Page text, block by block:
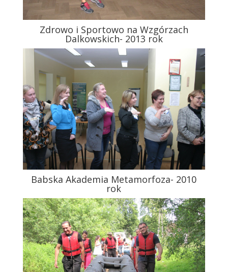
Zdrowo i Sportowo na Wzgórzach
Dalkowskich- 2013 rok
Babska Akademia Metamorfoza- 2010
rok